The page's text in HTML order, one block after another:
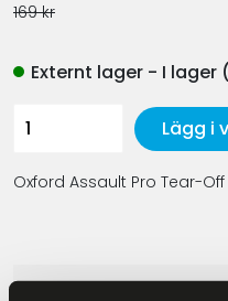
169 kr
Externt lager - I
Lägg i
Oxford Assault Pro Tear-